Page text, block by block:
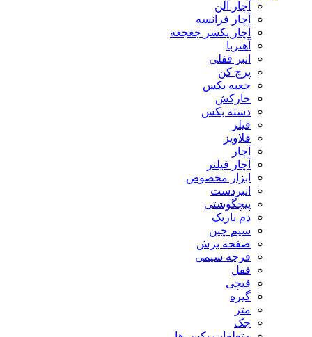
آچار آلن
آچار فرانسه
آچار یکسر جغجغه
آهنربا
انبر قفلی
پرچ کن
جعبه بکس
خارکش
دسته بکس
فیلر
قلاویز
آچار
آچار فیلتر
ابزار مخصوص
انبردست
پیچگوشتی
دم باریک
سیم چین
صفحه برش
فرچه سیمی
ففل
قیچی
گیره
متر
جک